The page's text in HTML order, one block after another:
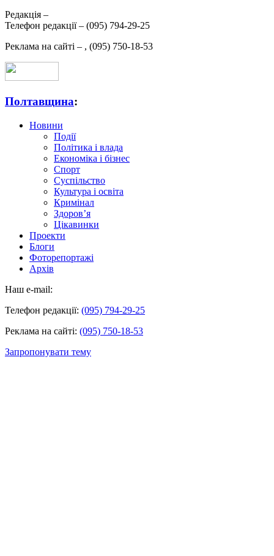
Редакція –
Телефон редакції – (095) 794-29-25
Реклама на сайті – , (095) 750-18-53
Полтавщина:
Новини
Події
Політика і влада
Економіка і бізнес
Спорт
Суспільство
Культура і освіта
Кримінал
Здоров’я
Цікавинки
Проекти
Блоги
Фоторепортажі
Архів
Наш e-mail:
Телефон редакції: (095) 794-29-25
Реклама на сайті: (095) 750-18-53
Запропонувати тему